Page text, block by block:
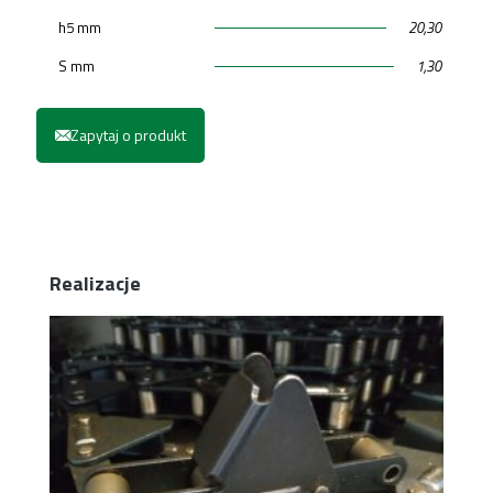
h5 mm
20,30
S mm
1,30
Zapytaj o produkt
Realizacje